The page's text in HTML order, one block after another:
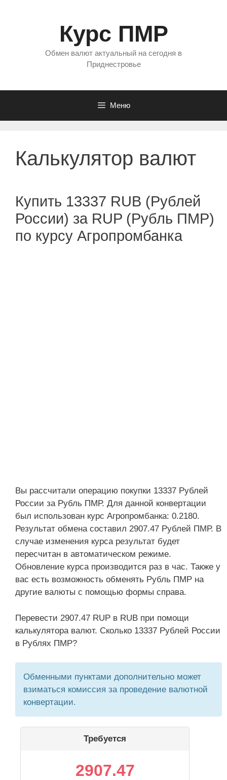
Курс ПМР
Обмен валют актуальный на сегодня в
Приднестровье
Меню
Калькулятор валют
Купить 13337 RUB (Рублей
России) за RUP (Рубль ПМР)
по курсу Агропромбанка
Вы рассчитали операцию покупки 13337 Рублей
России за Рубль ПМР. Для данной конвертации
был использован курс Агропромбанка: 0.2180.
Результат обмена составил 2907.47 Рублей ПМР. В
случае изменения курса результат будет
пересчитан в автоматическом режиме.
Обновление курса производится раз в час. Также у
вас есть возможность обменять Рубль ПМР на
другие валюты с помощью формы справа.
Перевести 2907.47 RUP в RUB при помощи
калькулятора валют. Сколько 13337 Рублей России
в Рублях ПМР?
Обменными пунктами дополнительно может
взиматься комиссия за проведение валютной
конвертации.
Требуется
2907.47